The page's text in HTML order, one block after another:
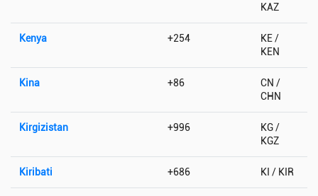
KAZ
Kenya +254
KE /
KEN
Kina +86
CN /
CHN
Kirgizistan +996
KG /
KGZ
Kiribati +686 KI / KIR